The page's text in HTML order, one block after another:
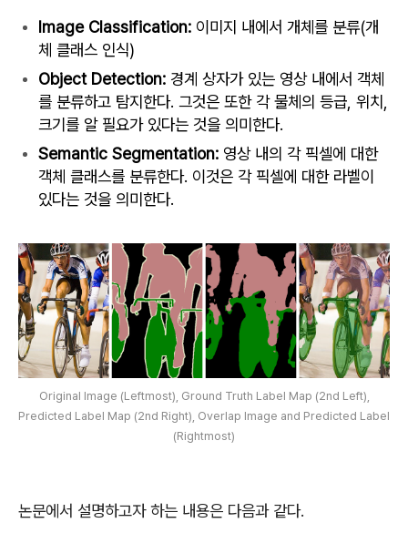
Image Classification: 이미지 내에서 개체를 분류(개
체 클래스 인식)
Object Detection: 경계 상자가 있는 영상 내에서 객체
를 분류하고 탐지한다. 그것은 또한 각 물체의 등급, 위치,
크기를 알 필요가 있다는 것을 의미한다.
Semantic Segmentation: 영상 내의 각 픽셀에 대한
객체 클래스를 분류한다. 이것은 각 픽셀에 대한 라벨이
있다는 것을 의미한다.
Original Image (Leftmost), Ground Truth Label Map (2nd Left),
Predicted Label Map (2nd Right), Overlap Image and Predicted Label
(Rightmost)
논문에서 설명하고자 하는 내용은 다음과 같다.